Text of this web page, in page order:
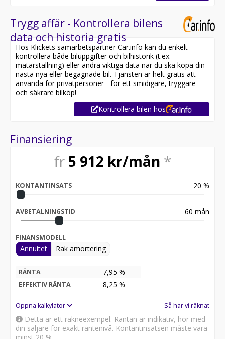
behov och tar gärna din bil i inbyte. Alla våra fordon
genomgår en noggrann kontroll innan försäljning, och
för din trygghet erbjuder vi garanti via Svensk
Bilhandelsförsäkring – upp till 36 månader.
Vi köper även in bilar – ring eller mejla oss för en
kostnadsfri värdering.
A&A Bilmäklarna, Fjärås Industriväg 37, 439 74 Fjärås,
(Administrationsavgift om 995 kr tillkommer vid köp.)
Trygg affär - Kontrollera bilens
data och historia gratis
Hos Klickets samarbetspartner Car.info kan du enkelt
kontrollera både biluppgifter och bilhistorik (t.ex.
mätarställning) eller andra viktiga data när du ska köpa din
nästa nya eller begagnade bil. Tjänsten är helt gratis att
använda för privatpersoner - för ett smidigare, tryggare
och säkrare bilköp!
Kontrollera bilen hos
Finansiering
fr 5 912 kr/mån *
KONTANTINSATS 20 %
AVBETALNINGSTID 60 mån
FINANSMODELL
Annuitet Rak amortering
RÄNTA 7,95 %
EFFEKTIV RÄNTA 8,25 %
Öppna kalkylator Så har vi räknat
Detta är ett räkneexempel. Räntan är indikativ, hör med
din säljare för exakt räntenivå. Kontantinsatsen måste vara
minst 20 %.